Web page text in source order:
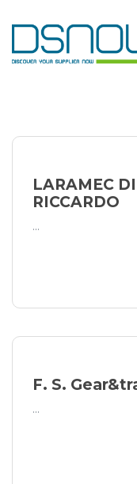
to
content
LARAMEC
RICCARDO
...
F. S.
...